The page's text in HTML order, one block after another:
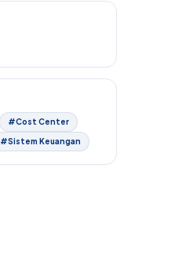
#Cost Center
#Sistem Keuangan